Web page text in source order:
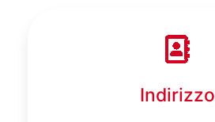
Indirizzo